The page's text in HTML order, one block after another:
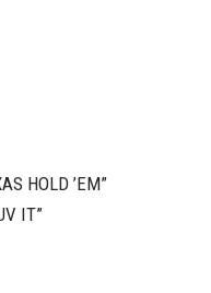
HOLD ’EM”
IT”